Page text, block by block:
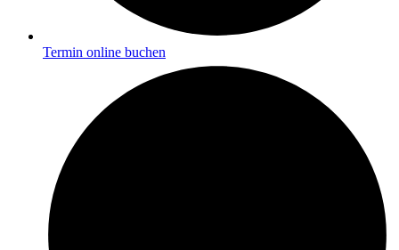
Termin online buchen